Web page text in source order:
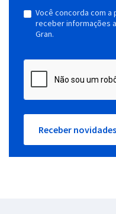
Você concorda com
receber informações
Gran.
Receber novidades